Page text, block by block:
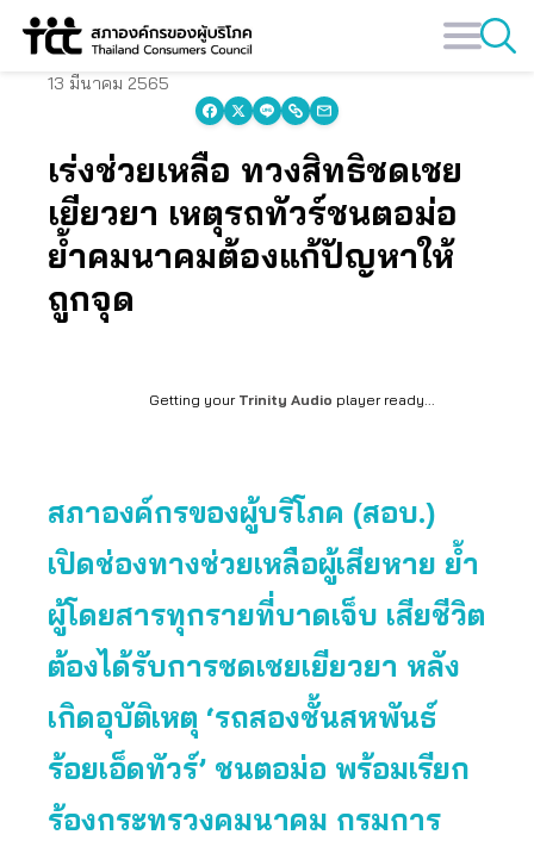
Skip
13 มีนาคม 2565
เร่งช่วยเหลือ ทวงสิทธิชดเชย
เยียวยา เหตุรถทัวร์ชนตอม่อ
ย้ำคมนาคมต้องแก้ปัญหาให้
ถูกจุด
Getting your Trinity Audio player ready...
สภาองค์กรของผู้บริโภค (สอบ.)
เปิดช่องทางช่วยเหลือผู้เสียหาย ย้ำ
ผู้โดยสารทุกรายที่บาดเจ็บ เสียชีวิต
ต้องได้รับการชดเชยเยียวยา หลัง
เกิดอุบัติเหตุ ‘รถสองชั้นสหพันธ์
ร้อยเอ็ดทัวร์’ ชนตอม่อ พร้อมเรียก
ร้องกระทรวงคมนาคม กรมการ